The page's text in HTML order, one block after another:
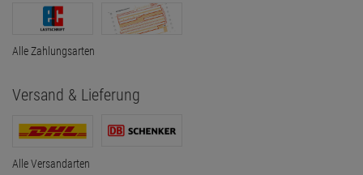
Alle Zahlungsarten
Versand & Lieferung
Alle Versandarten